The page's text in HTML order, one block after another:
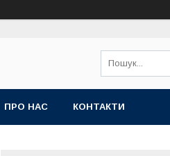
ПРО НАС КОНТАКТИ